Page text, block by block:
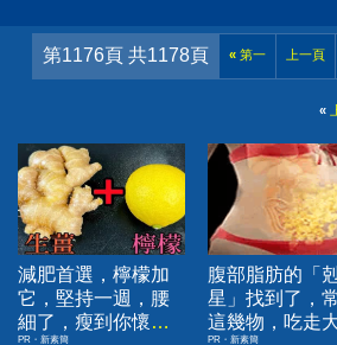
第1176頁 共1178頁 «第一 上一頁
«
減肥首選，檸檬加
它，堅持一週，腰
細了，瘦到你懷疑
PR・新素簡
腹部脂肪的「
星」找到了，
這幾物，吃走
PR・新素簡